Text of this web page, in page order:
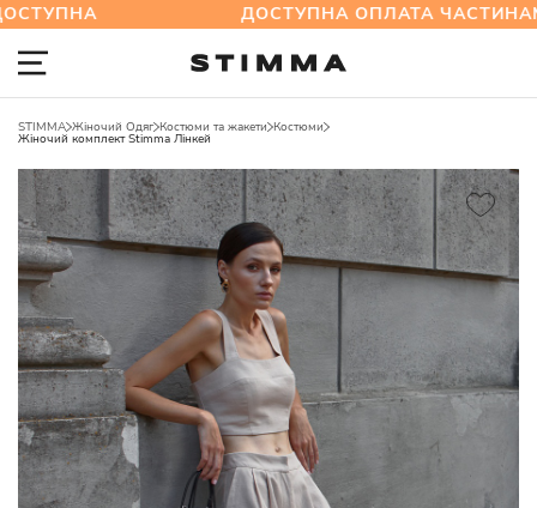
ДОСТУПНА ОПЛАТА
STIMMA Жіночий Одяг Костюми та жакети Костюми
Жіночий комплект Stimma Лінкей